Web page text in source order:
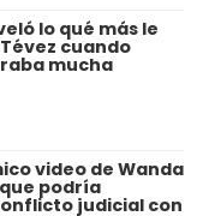
lo qué más le
cuando
mucha
video de Wanda
podría
judicial con